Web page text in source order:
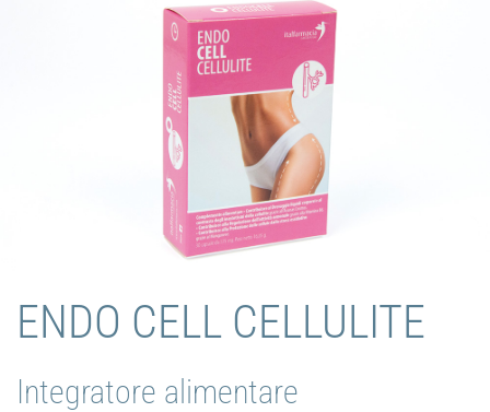
LINEA INTEGRATORI
ENDO CELL CELLULITE
Integratore alimentare